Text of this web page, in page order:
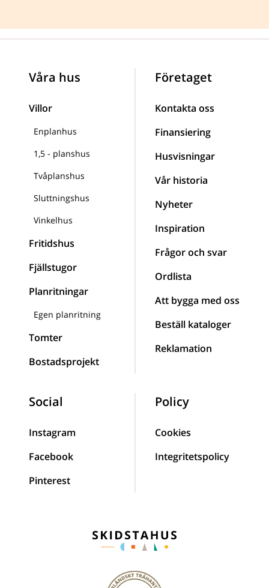
Våra hus
Villor
Enplanhus
1,5 - planshus
Tvåplanshus
Sluttningshus
Vinkelhus
Fritidshus
Fjällstugor
Planritningar
Egen planritning
Tomter
Bostadsprojekt
Företaget
Kontakta oss
Finansiering
Husvisningar
Vår historia
Nyheter
Inspiration
Frågor och svar
Ordlista
Att bygga med oss
Beställ kataloger
Reklamation
Social
Instagram
Facebook
Pinterest
Policy
Cookies
Integritetspolicy